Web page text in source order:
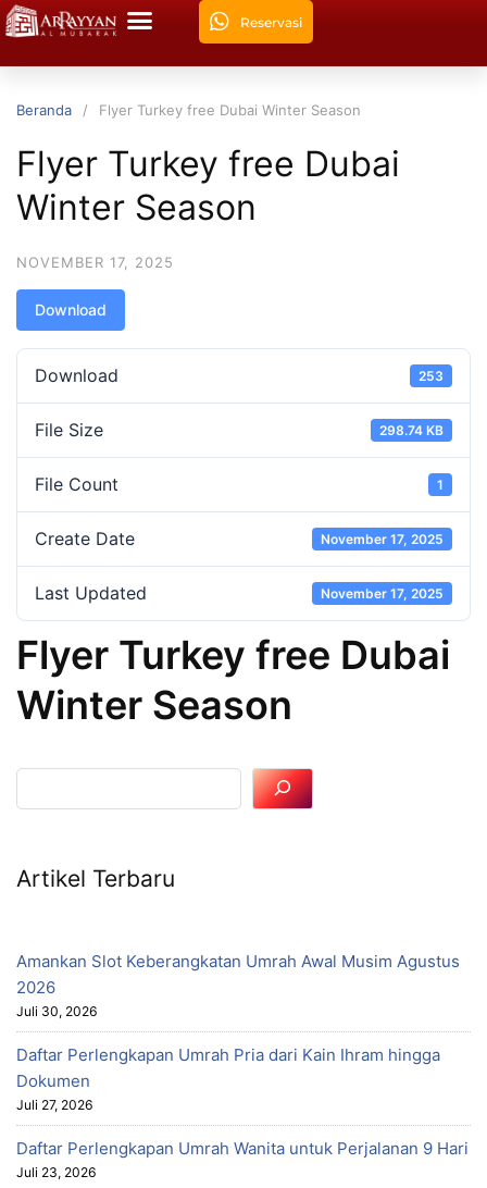
Reservasi
Beranda Flyer Turkey free Dubai Winter Season
Flyer Turkey free Dubai
Winter Season
NOVEMBER 17, 2025
Download
Download 253
File Size 298.74 KB
File Count 1
Create Date November 17, 2025
Last Updated November 17, 2025
Flyer Turkey free Dubai
Winter Season
Artikel Terbaru
Amankan Slot Keberangkatan Umrah Awal Musim Agustus
2026
Juli 30, 2026
Daftar Perlengkapan Umrah Pria dari Kain Ihram hingga
Dokumen
Juli 27, 2026
Daftar Perlengkapan Umrah Wanita untuk Perjalanan 9 Hari
Juli 23, 2026